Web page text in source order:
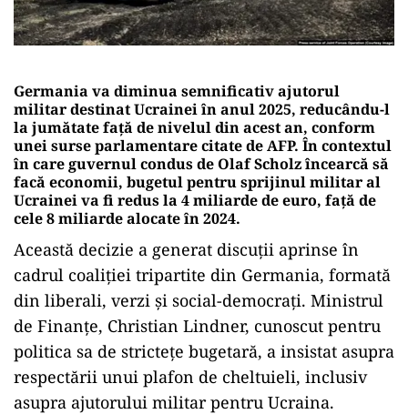
Germania va diminua semnificativ ajutorul
militar destinat Ucrainei în anul 2025, reducându-l
la jumătate față de nivelul din acest an, conform
unei surse parlamentare citate de AFP. În contextul
în care guvernul condus de Olaf Scholz încearcă să
facă economii, bugetul pentru sprijinul militar al
Ucrainei va fi redus la 4 miliarde de euro, față de
cele 8 miliarde alocate în 2024.
Această decizie a generat discuții aprinse în
cadrul coaliției tripartite din Germania, formată
din liberali, verzi și social-democrați. Ministrul
de Finanțe, Christian Lindner, cunoscut pentru
politica sa de strictețe bugetară, a insistat asupra
respectării unui plafon de cheltuieli, inclusiv
asupra ajutorului militar pentru Ucraina.